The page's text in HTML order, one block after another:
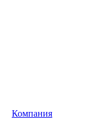
Компания